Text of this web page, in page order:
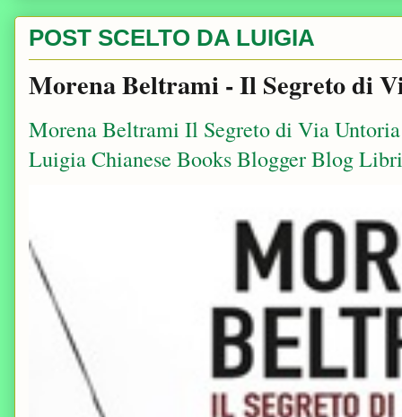
POST SCELTO DA LUIGIA
Morena Beltrami - Il Segreto di
Morena Beltrami Il Segreto di Via
Luigia Chianese Books Blogger Blog